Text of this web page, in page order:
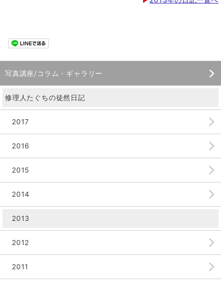
写真講座/コラム・ギャラリー
修理人たぐちの徒然日記
2017
2016
2015
2014
2013
2012
2011